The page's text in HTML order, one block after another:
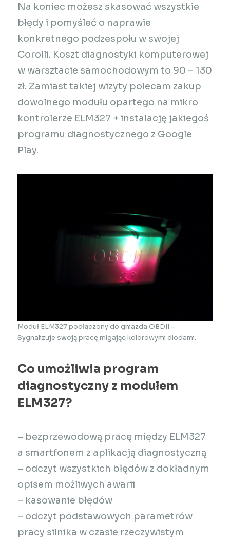
Na koniec możesz skasować wszystkie
błędy i pomyśleć o naprawie
konkretnego podzespołu w swojej
Corolli. Koszt diagnostyki komputerowej
w warsztacie samochodowym to 90 – 130
zł. Zamiast takiej wizyty polecam zakup
dowolnego modułu opartego na mikro
kontrolerze ELM327 + instalację jakiegoś
programu diagnostycznego z Google
Play.
Moduł ELM327 podłączony do gniazda OBDII –
Sygnalizuje swoją pracę migając kolorowymi diodami.
Co umożliwia program
diagnostyczny z modułem
ELM327?
– bezprzewodową pracę między ELM327
a smartfonem z aplikacją diagnostyczną
– odczyt wszystkich błędów z dokładnym
opisem możliwych awarii
– kasowanie błędów
– odczyt podstawowych parametrów
pracy silnika w czasie rzeczywistym